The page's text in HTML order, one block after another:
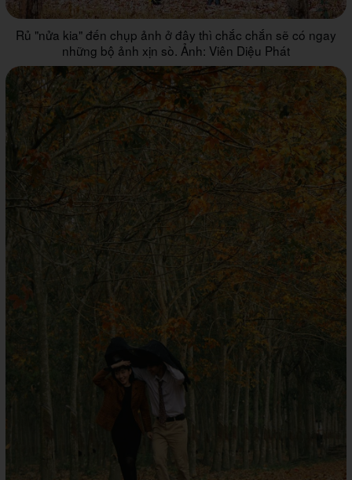
Rủ "nửa kia" đến chụp ảnh ở đây thì chắc chắn sẽ có ngay
những bộ ảnh xịn sò. Ảnh: Viên Diệu Phát